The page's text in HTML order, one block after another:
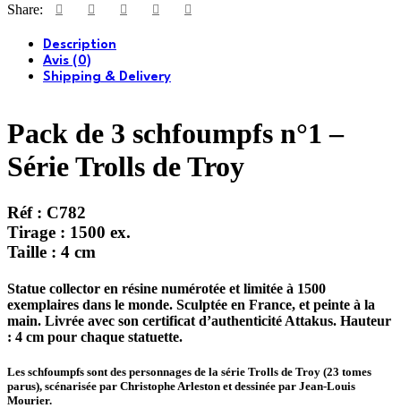
Share:
Description
Avis (0)
Shipping & Delivery
Pack de 3 schfoumpfs n°1 –
Série Trolls de Troy
Réf : C782
Tirage : 1500 ex.
Taille : 4 cm
Statue collector en résine numérotée et limitée à 1500
exemplaires dans le monde. Sculptée en France, et peinte à la
main. Livrée avec son certificat d’authenticité Attakus. Hauteur
: 4 cm pour chaque statuette.
Les schfoumpfs sont des personnages de la série Trolls de Troy (23 tomes
parus), scénarisée par Christophe Arleston et dessinée par Jean-Louis
Mourier.